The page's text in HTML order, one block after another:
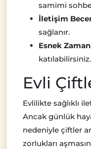
samimi
İletişim
sağlanır.
Esnek
katılabilirsiniz.
Evli
Evlilikte sağlıklı
Ancak günlük
nedeniyle çiftler
zorlukları